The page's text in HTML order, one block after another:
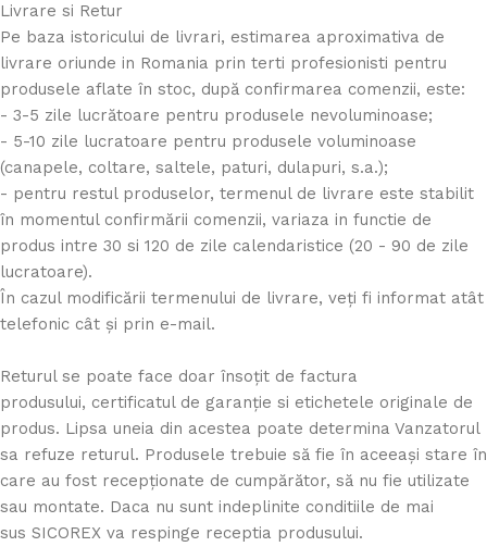
Livrare si Retur
Pe baza istoricului de livrari, estimarea aproximativa de
livrare oriunde in Romania prin terti profesionisti pentru
produsele aflate în stoc, după confirmarea comenzii, este:
- 3-5 zile lucrătoare pentru produsele nevoluminoase;
- 5-10 zile lucratoare pentru produsele voluminoase
(canapele, coltare, saltele, paturi, dulapuri, s.a.);
- pentru restul produselor, termenul de livrare este stabilit
în momentul confirmării comenzii, variaza in functie de
produs intre 30 si 120 de zile calendaristice (20 - 90 de zile
lucratoare).
În cazul modificării termenului de livrare, veți fi informat atât
telefonic cât și prin e-mail.
Returul se poate face doar însoţit de factura
produsului, certificatul de garanţie si etichetele originale de
produs. Lipsa uneia din acestea poate determina Vanzatorul
sa refuze returul. Produsele trebuie să fie în aceeași stare în
care au fost recepţionate de cumpărător, să nu fie utilizate
sau montate. Daca nu sunt indeplinite conditiile de mai
sus SICOREX va respinge receptia produsului.